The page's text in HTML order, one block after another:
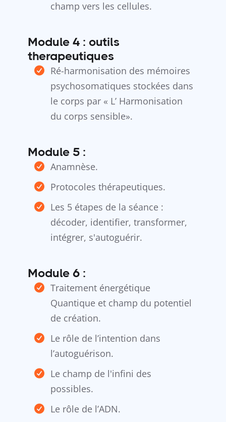
champ vers les cellules.
Module 4 : outils
therapeutiques
Ré-harmonisation des mémoires
psychosomatiques stockées dans
le corps par « L’ Harmonisation
du corps sensible».
Module 5 :
Anamnèse.
Protocoles thérapeutiques.
Les 5 étapes de la séance :
décoder, identifier, transformer,
intégrer, s'autoguérir.
Module 6 :
Traitement énergétique
Quantique et champ du potentiel
de création.
Le rôle de l’intention dans
l’autoguérison.
Le champ de l'infini des
possibles.
Le rôle de l’ADN.